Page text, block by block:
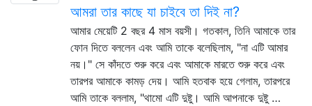
আমরা তার কাছে যা চাইবে তা দিই না?
আমার মেয়েটি 2 বছর 4 মাস বয়সী। গতকাল, তিনি আমাকে তার
ফোন দিতে বললেন এবং আমি তাকে বলেছিলাম, "না এটি আমার
নয়।" সে কাঁদতে শুরু করে এবং আমাকে মারতে শুরু করে এবং
তারপর আমাকে কামড় দেয়। আমি হতবাক হয়ে গেলাম, তারপরে
আমি তাকে বললাম, "থামো এটি দুষ্টু। আমি আপনাকে দুষ্টু …